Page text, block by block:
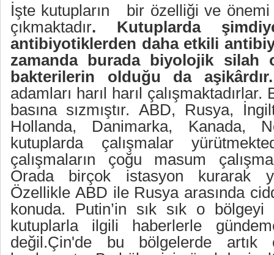
İşte kutupların
bir özelliği ve
çıkmaktadır. Kutuplarda
antibiyotiklerden daha etkili
zamanda burada biyolojik silah
bakterilerin olduğu da aşikârdır.
adamları harıl harıl çalışmaktadırlar.
basına sızmıştır. ABD, Rusya,
Hollanda, Danimarka, Kanada,
kutuplarda çalışmalar
çalışmaların çoğu masum
Orada birçok istasyon kurarak
Özellikle ABD ile Rusya arasında
konuda. Putin’in sık sık o
kutuplarla ilgili haberlerle
değil.Çin'de bu bölgelerde artık